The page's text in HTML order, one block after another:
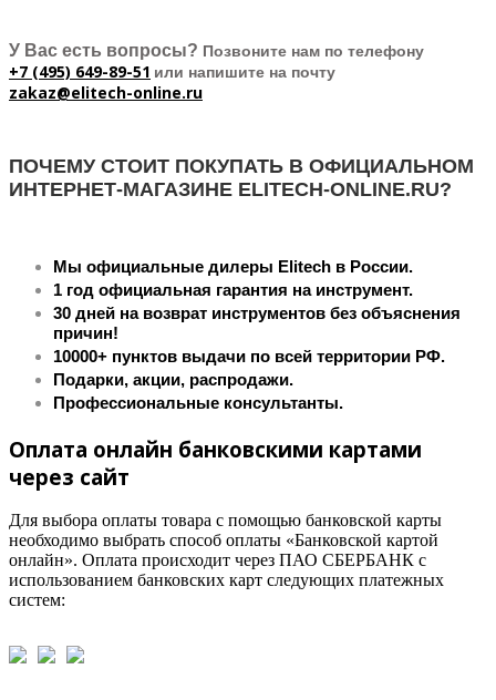
У Вас есть вопросы? Позвоните нам по телефону
+7 (495) 649-89-51 или напишите на почту
zakaz@elitech-online.ru
ПОЧЕМУ СТОИТ ПОКУПАТЬ В ОФИЦИАЛЬНОМ
ИНТЕРНЕТ-МАГАЗИНЕ ELITECH-ONLINE.RU?
Мы официальные дилеры Elitech в России.
1 год официальная гарантия на инструмент.
30 дней на возврат инструментов без объяснения
причин!
10000+ пунктов выдачи по всей территории РФ.
Подарки, акции, распродажи.
Профессиональные консультанты.
Оплата онлайн банковскими картами
через сайт
Для выбора оплаты товара с помощью банковской карты
необходимо выбрать способ оплаты «Банковской картой
онлайн». Оплата происходит через ПАО СБЕРБАНК с
использованием банковских карт следующих платежных
систем: